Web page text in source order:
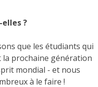
?
que les étudiants qui
prochaine génération
mondial - et nous
à le faire !